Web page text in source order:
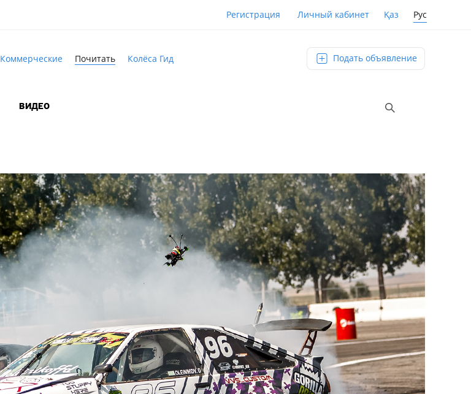
Регистрация Личный кабинет Қаз Рус
Коммерческие Почитать Колёса Гид Подать объявление
ВИДЕО